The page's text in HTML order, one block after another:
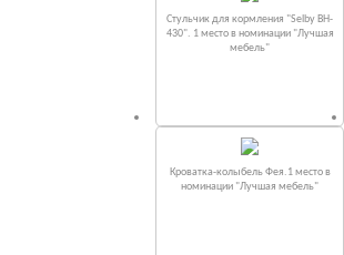
Стульчик для кормления "Selby BH-
430". 1 место в номинации "Лучшая
мебель"
Кроватка-колыбель Фея.1 место в
номинации "Лучшая мебель"